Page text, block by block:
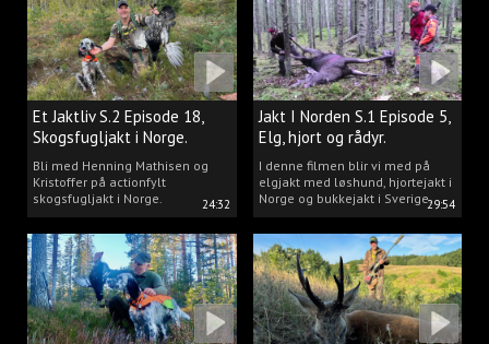
24:32
Et Jaktliv S.2 Episode 18,
Skogsfugljakt i Norge.
Bli med Henning Mathisen og
Kristoffer på actionfylt
skogsfugljakt i Norge.
29:54
Jakt I Norden S.1 Episode 5,
Elg, hjort og rådyr.
I denne filmen blir vi med på
elgjakt med løshund, hjortejakt i
Norge og bukkejakt i Sverige.